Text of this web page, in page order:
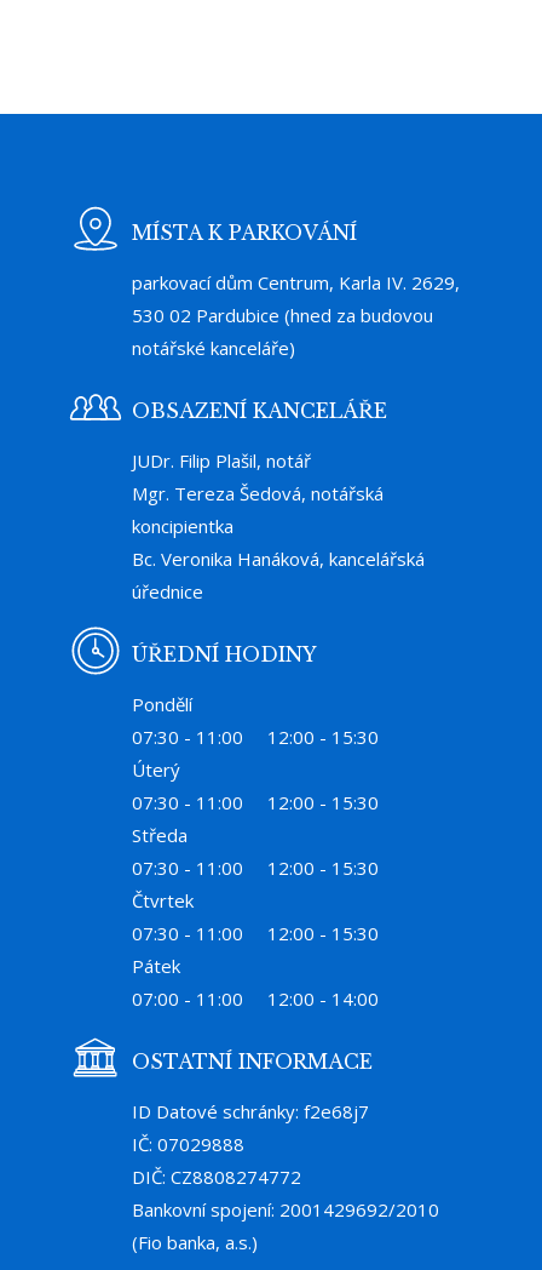
MÍSTA K PARKOVÁNÍ
parkovací dům Centrum, Karla IV. 2629,
530 02 Pardubice (hned za budovou
notářské kanceláře)
OBSAZENÍ KANCELÁŘE
JUDr. Filip Plašil, notář
Mgr. Tereza Šedová, notářská
koncipientka
Bc. Veronika Hanáková, kancelářská
úřednice
ÚŘEDNÍ HODINY
Pondělí
07:30 - 11:00
12:00 - 15:30
Úterý
07:30 - 11:00
12:00 - 15:30
Středa
07:30 - 11:00
12:00 - 15:30
Čtvrtek
07:30 - 11:00
12:00 - 15:30
Pátek
07:00 - 11:00
12:00 - 14:00
OSTATNÍ INFORMACE
ID Datové schránky: f2e68j7
IČ: 07029888
DIČ: CZ8808274772
Bankovní spojení: 2001429692/2010
(Fio banka, a.s.)